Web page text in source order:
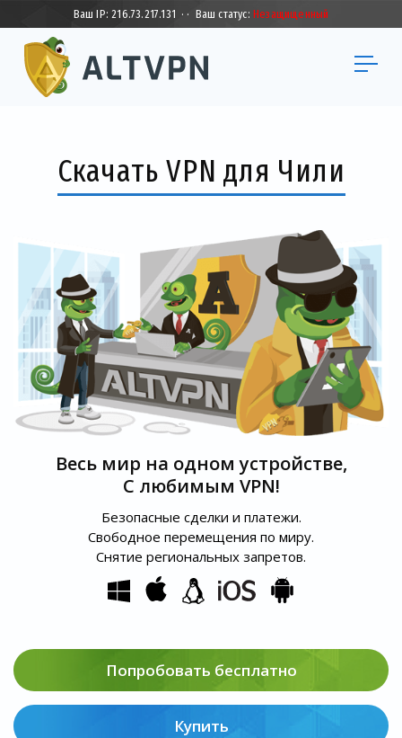
Ваш IP:216.73.217.131 · · Ваш статус:Незащищенный
Скачать VPN для Чили
Весь мир на одном устройстве,
С любимым VPN!
Безопасные сделки и платежи.
Свободное перемещения по миру.
Снятие региональных запретов.
Попробовать бесплатно
Купить